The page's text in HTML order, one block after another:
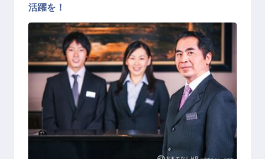
支配人
活躍を！